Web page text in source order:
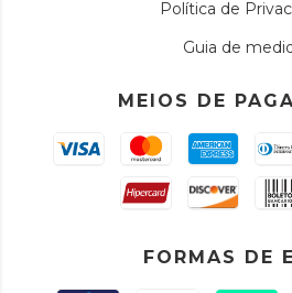
Política de
Guia de
MEIOS DE
FORMAS DE